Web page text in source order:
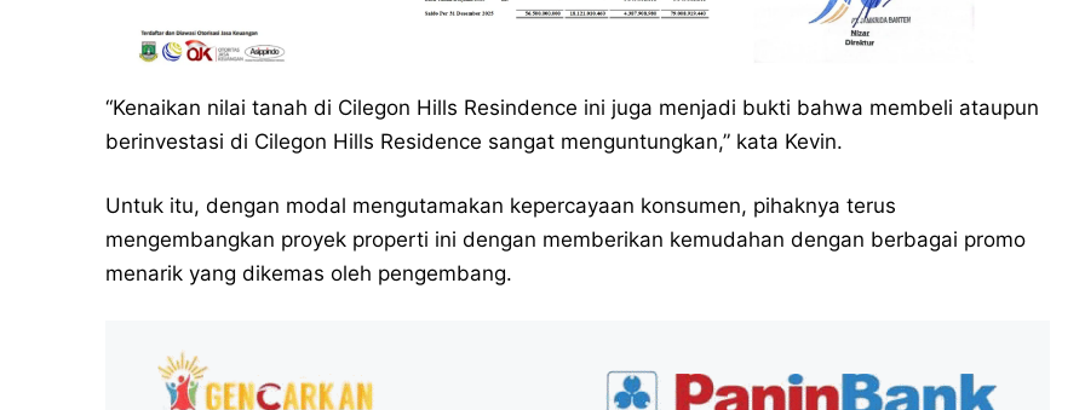
“Kenaikan nilai tanah di Cilegon Hills Resindence ini juga menjadi bukti bahwa membeli ataupun
berinvestasi di Cilegon Hills Residence sangat menguntungkan,” kata Kevin.
Untuk itu, dengan modal mengutamakan kepercayaan konsumen, pihaknya terus
mengembangkan proyek properti ini dengan memberikan kemudahan dengan berbagai promo
menarik yang dikemas oleh pengembang.